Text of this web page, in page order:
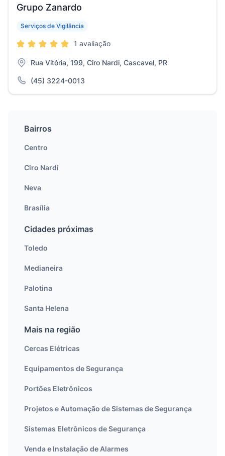
Grupo Zanardo
Serviços de Vigilância
1 avaliação
Rua Vitória, 199, Ciro Nardi, Cascavel, PR
(45) 3224-0013
Bairros
Centro
Ciro Nardi
Neva
Brasília
Cidades próximas
Toledo
Medianeira
Palotina
Santa Helena
Mais na região
Cercas Elétricas
Equipamentos de Segurança
Portões Eletrônicos
Projetos e Automação de Sistemas de Segurança
Sistemas Eletrônicos de Segurança
Venda e Instalação de Alarmes